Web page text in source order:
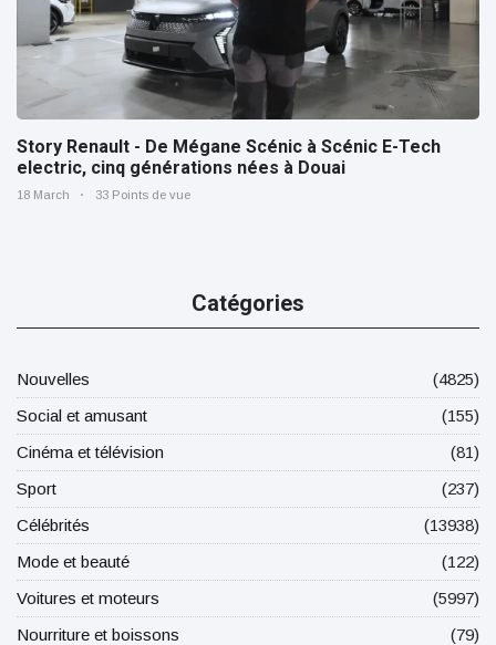
Story Renault - De Mégane Scénic à Scénic E-Tech
electric, cinq générations nées à Douai
18 March 33 Points de vue
Catégories
Nouvelles
(4825)
Social et amusant
(155)
Cinéma et télévision
(81)
Sport
(237)
Célébrités
(13938)
Mode et beauté
(122)
Voitures et moteurs
(5997)
Nourriture et boissons
(79)